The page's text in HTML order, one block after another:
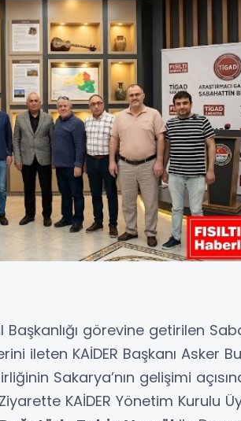
görevine getirilen
ileten KAİDER Başkanı Asker
Sakarya’nın gelişimi
KAİDER Yönetim Kurulu